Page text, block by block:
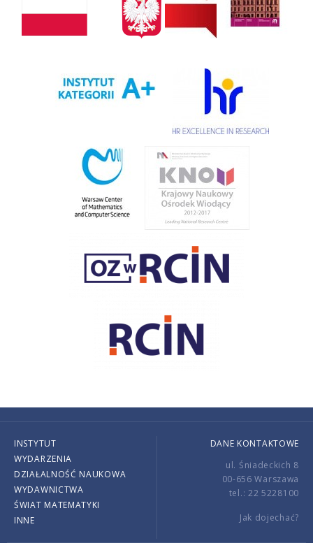
INSTYTUT
WYDARZENIA
DZIAŁALNOŚĆ NAUKOWA
WYDAWNICTWA
ŚWIAT MATEMATYKI
INNE
DANE KONTAKTOWE
ul. Śniadeckich 8
00-656 Warszawa
tel.: 22 5228100
Jak dojechać?